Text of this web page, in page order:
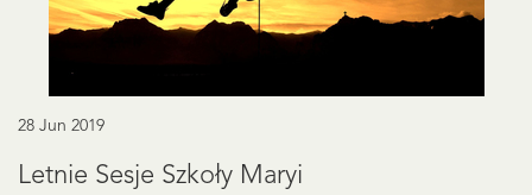
28 Jun 2019
Letnie Sesje Szkoły Maryi